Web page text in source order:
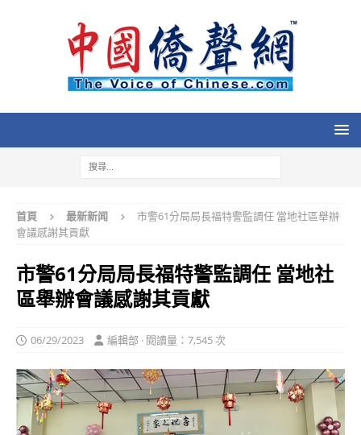
首頁 最新新闻
市警61分局局長福特警監調任 當地社區舉辦
會議感謝其貢獻
市警61分局局長福特警監調任 當地社
區舉辦會議感謝其貢獻
06/29/2023 編輯部 · 閱讀量：7,545 次